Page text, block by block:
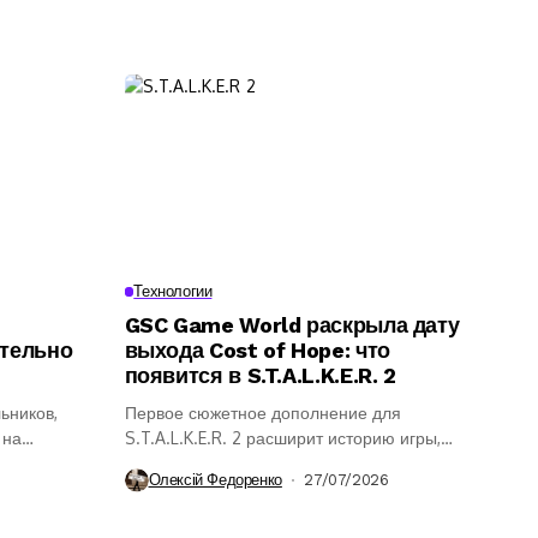
Технологии
GSC Game World раскрыла дату
выхода Cost of Hope: что
появится в S.T.A.L.K.E.R. 2
Первое сюжетное дополнение для
S.T.A.L.K.E.R. 2 расширит историю игры,
Олексій Федоренко 27/07/2026